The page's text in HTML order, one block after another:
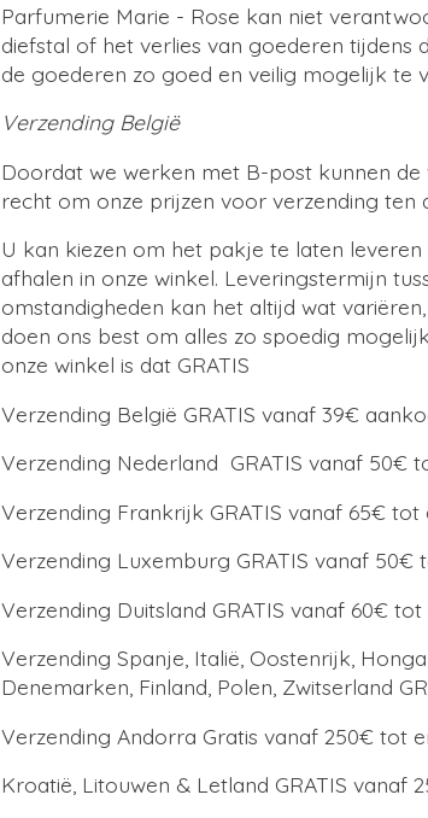
Parfumerie Marie - Rose kan niet
diefstal of het verlies van goederen tijdens
de goederen zo goed en veilig mogelijk te
Verzending België
Doordat we werken met B-post kunnen
recht om onze prijzen voor verzending ten
U kan kiezen om het pakje te laten
afhalen in onze winkel. Leveringstermijn
omstandigheden kan het altijd wat
doen ons best om alles zo spoedig
onze winkel is dat GRATIS
Verzending België GRATIS vanaf 39€
Verzending Nederland GRATIS vanaf 50€
Verzending Frankrijk GRATIS vanaf 65€ tot
Verzending Luxemburg GRATIS vanaf 50€
Verzending Duitsland GRATIS vanaf 60€
Verzending Spanje, Italië, Oostenrijk,
Denemarken, Finland, Polen, Zwitserland
Verzending Andorra Gratis vanaf 250€ tot
Kroatië, Litouwen & Letland GRATIS vanaf